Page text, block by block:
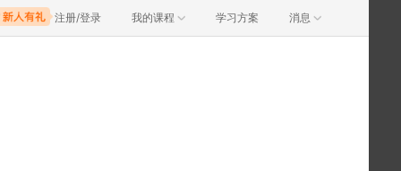
注册/登录 我的课程 学习方案 消息